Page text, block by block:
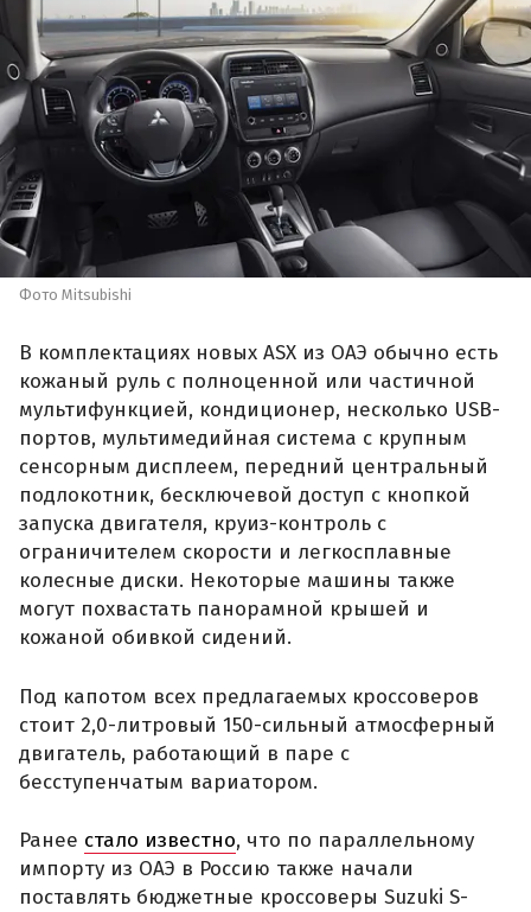
Фото Mitsubishi
В комплектациях новых ASX из ОАЭ обычно есть
кожаный руль с полноценной или частичной
мультифункцией, кондиционер, несколько USB-
портов, мультимедийная система с крупным
сенсорным дисплеем, передний центральный
подлокотник, бесключевой доступ с кнопкой
запуска двигателя, круиз-контроль с
ограничителем скорости и легкосплавные
колесные диски. Некоторые машины также
могут похвастать панорамной крышей и
кожаной обивкой сидений.
Под капотом всех предлагаемых кроссоверов
стоит 2,0-литровый 150-сильный атмосферный
двигатель, работающий в паре с
бесступенчатым вариатором.
Ранее стало известно, что по параллельному
импорту из ОАЭ в Россию также начали
поставлять бюджетные кроссоверы Suzuki S-